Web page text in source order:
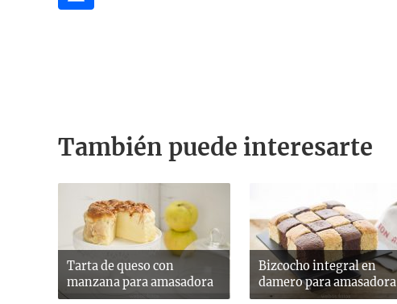
También puede interesarte
Tarta de queso con
manzana para amasadora
Bizcocho integral en
damero para amasadora